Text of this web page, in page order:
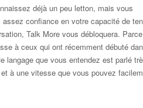
déjà un peu letton, mais vous
assez confiance en votre capacité de
Talk More vous débloquera. Parce
à ceux qui ont récemment débuté
langage que vous entendez est parlé
à une vitesse que vous pouvez